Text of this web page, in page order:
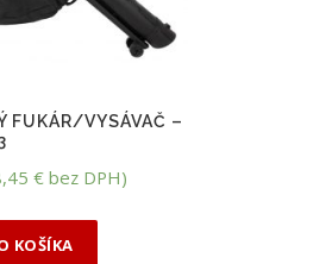
FUKÁR/VYSÁVAČ –
€bez DPH)
KOŠÍKA